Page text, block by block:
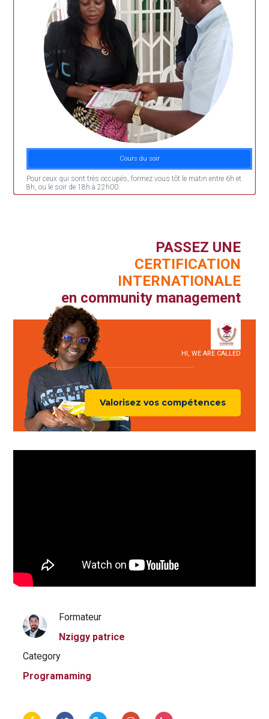
Cours du soir
Pour ceux qui sont très occupés, formez vous tôt le matin entre 6h et
8h, ou le soir de 18h à 22h00.
PASSEZ UNE
CERTIFICATION
INTERNATIONALE
en community management
HI, WE ARE CALLED
Valorisez vos compétences
Formateur
Nziggy patrice
Category
Programaming